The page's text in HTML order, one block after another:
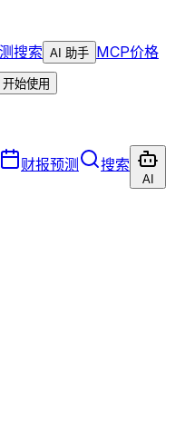
搜索 AI 助手 MCP价格
开始使用
财报预测 搜索
AI